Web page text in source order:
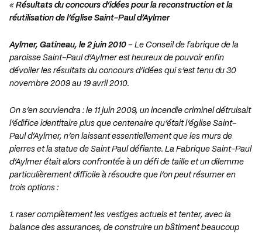
« Résultats du concours d’idées pour la reconstruction et la
réutilisation de l’église Saint-Paul d’Aylmer
Aylmer, Gatineau, le 2 juin 2010 – Le Conseil de fabrique de la
paroisse Saint-Paul d’Aylmer est heureux de pouvoir enfin
dévoiler les résultats du concours d’idées qui s’est tenu du 30
novembre 2009 au 19 avril 2010.
On s’en souviendra : le 11 juin 2009, un incendie criminel détruisait
l’édifice identitaire plus que centenaire qu’était l’église Saint-
Paul d’Aylmer, n’en laissant essentiellement que les murs de
pierres et la statue de Saint Paul défiante. La Fabrique Saint-Paul
d’Aylmer était alors confrontée à un défi de taille et un dilemme
particulièrement difficile à résoudre que l’on peut résumer en
trois options :
1. raser complètement les vestiges actuels et tenter, avec la
balance des assurances, de construire un bâtiment beaucoup